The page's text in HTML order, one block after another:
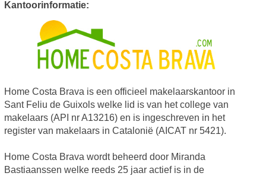
Kantoorinformatie:
Home Costa Brava is een officieel makelaarskantoor in
Sant Feliu de Guixols welke lid is van het college van
makelaars (API nr A13216) en is ingeschreven in het
register van makelaars in Catalonië (AICAT nr 5421).
Home Costa Brava wordt beheerd door Miranda
Bastiaanssen welke reeds 25 jaar actief is in de